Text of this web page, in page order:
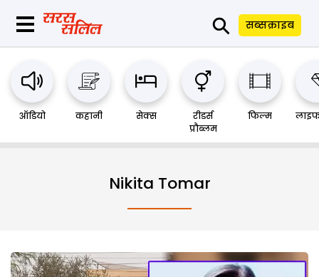
⚲ सब्सक्राइब
ऑडियो कहानी सेक्स
रीडर्स
प्रौब्लम
फिल्म
Nikita Tomar